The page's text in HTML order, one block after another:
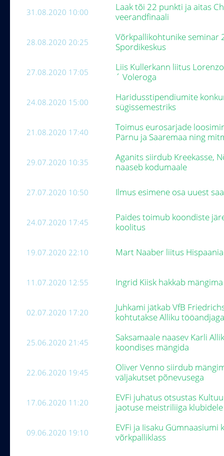
31.08.2020 10:00
Laak tõi 22 punkti ja aitas
veerandfinaali
28.08.2020 20:25
Võrkpallikohtunike seminar
Spordikeskus
27.08.2020 17:05
Liis Kullerkann liitus
´ Voleroga
24.08.2020 15:00
Haridusstipendiumite
sügissemestriks
21.08.2020 17:40
Toimus eurosarjade
Pärnu ja Saaremaa ning
29.07.2020 10:35
Aganits siirdub Kreekasse,
naaseb kodumaale
27.07.2020 10:50 Ilmus esimene osa uuest
24.07.2020 17:45
Paides toimub koondiste
koolitus
19.07.2020 22:10 Mart Naaber liitus
11.07.2020 12:55 Ingrid Kiisk hakkab
02.07.2020 17:20
Juhkami jätkab VfB
kohtutakse Alliku
25.06.2020 21:45
Saksamaale naasev Karli
koondises mängida
22.06.2020 19:45
Oliver Venno siirdub
väljakutset põnevusega
17.06.2020 11:20
EVFi juhatus otsustas
jaotuse meistriliiga
09.06.2020 19:10
EVFi ja Iisaku
võrkpalliklass